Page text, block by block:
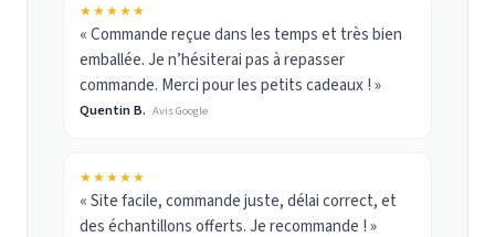
★★★★★
« Commande reçue dans les temps et très bien
emballée. Je n’hésiterai pas à repasser
commande. Merci pour les petits cadeaux ! »
Quentin B. Avis Google
★★★★★
« Site facile, commande juste, délai correct, et
des échantillons offerts. Je recommande ! »